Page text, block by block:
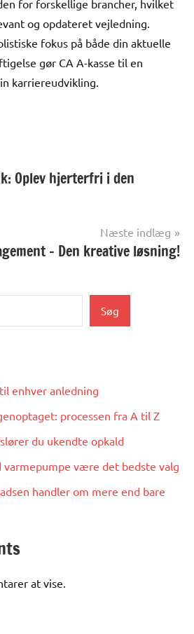
for forskellige brancher, hvilket
og opdateret vejledning.
fokus på både din aktuelle
gør CA A-kasse til en
karriereudvikling.
Oplev hjerterfri i den
Næste indlæg
– Den kreative løsning!
Søg
enhver anledning
processen fra A til Z
du ukendte opkald
være det bedste valg
handler om mere end bare
at vise.